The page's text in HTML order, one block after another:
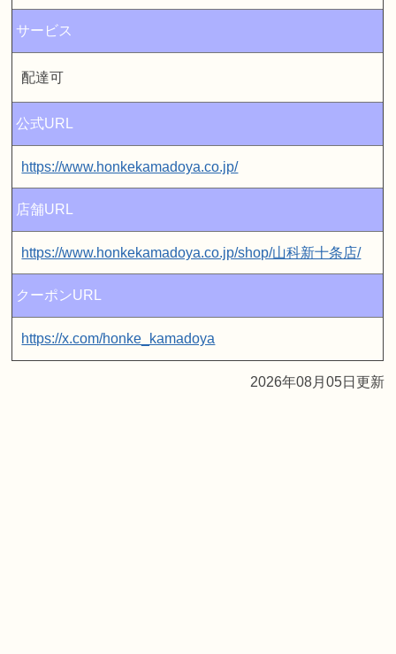
サービス
配達可
公式URL
https://www.honkekamadoya.co.jp/
店舗URL
https://www.honkekamadoya.co.jp/shop/山科新十条店/
クーポンURL
https://x.com/honke_kamadoya
2026年08月05日更新